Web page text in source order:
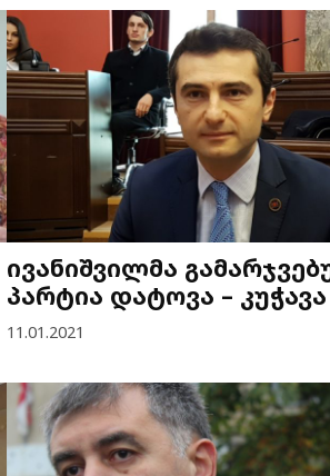
ივანიშვილმა
პარტია დატოვა – კუჭავა
11.01.2021